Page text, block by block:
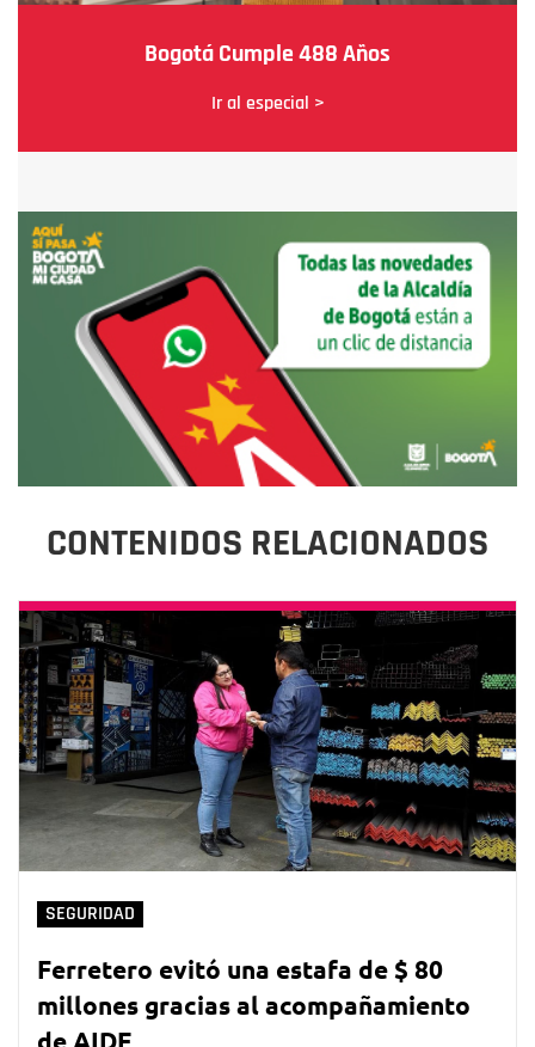
Bogotá Cumple 488 Años
Ir al especial >
CONTENIDOS RELACIONADOS
SEGURIDAD
Ferretero evitó una estafa de $ 80
millones gracias al acompañamiento